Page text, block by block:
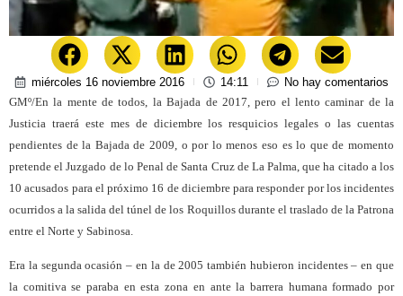
miércoles 16 noviembre 2016 14:11
No hay comentarios
GMº/En la mente de todos, la Bajada de 2017, pero el lento caminar de la
Justicia traerá este mes de diciembre los resquicios legales o las cuentas
pendientes de la Bajada de 2009, o por lo menos eso es lo que de momento
pretende el Juzgado de lo Penal de Santa Cruz de La Palma, que ha citado a los
10 acusados para el próximo 16 de diciembre para responder por los incidentes
ocurridos a la salida del túnel de los Roquillos durante el traslado de la Patrona
entre el Norte y Sabinosa.
Era la segunda ocasión – en la de 2005 también hubieron incidentes – en que
la comitiva se paraba en esta zona en ante la barrera humana formado por